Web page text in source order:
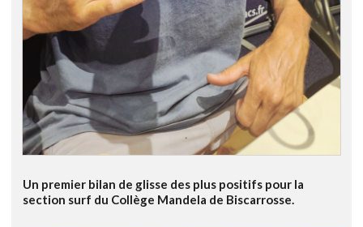
Un premier bilan de glisse des plus positifs pour la
section surf du Collège Mandela de Biscarrosse.